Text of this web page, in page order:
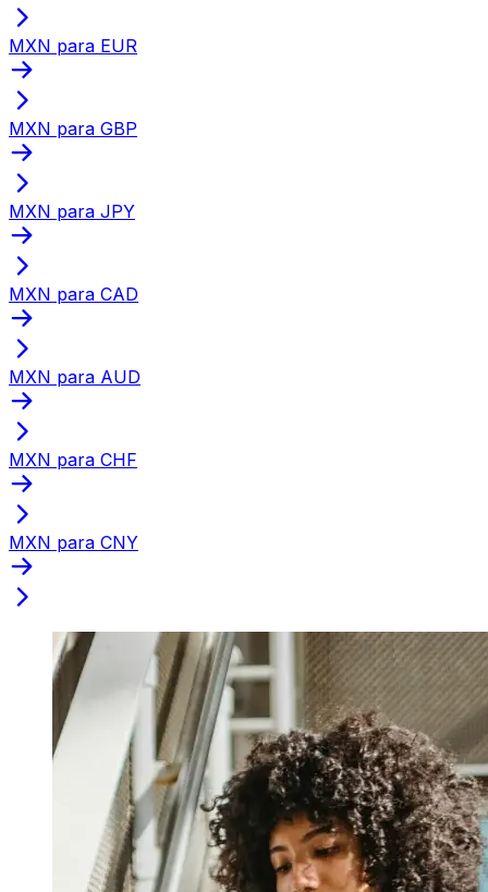
MXN para EUR
MXN para GBP
MXN para JPY
MXN para CAD
MXN para AUD
MXN para CHF
MXN para CNY